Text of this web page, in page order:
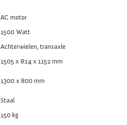
AC motor
1500 Watt
Achterwielen, transaxle
1505 x 824 x 1152 mm
1300 x 800 mm
Staal
150 kg